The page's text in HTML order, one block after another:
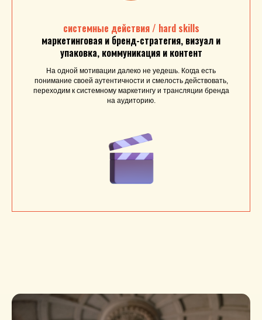
системные действия / hard skills
маркетинговая и бренд-стратегия, визуал и
упаковка, коммуникация и контент
На одной мотивации далеко не уедешь. Когда есть
понимание своей аутентичности и смелость действовать,
переходим к системному маркетингу и трансляции бренда
на аудиторию.